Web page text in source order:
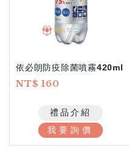
依必朗防疫除菌噴霧420ml
NT$ 160
禮品介紹
我要詢價